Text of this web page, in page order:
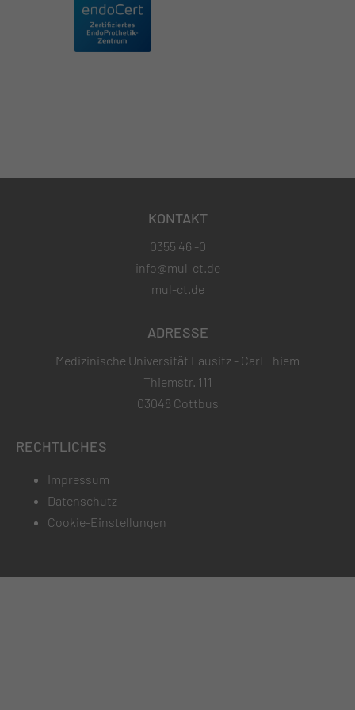
KONTAKT
0355 46 -0
info@mul-ct.de
mul-ct.de
ADRESSE
Medizinische Universität Lausitz - Carl Thiem
Thiemstr. 111
03048 Cottbus
RECHTLICHES
Impressum
Datenschutz
Cookie-Einstellungen